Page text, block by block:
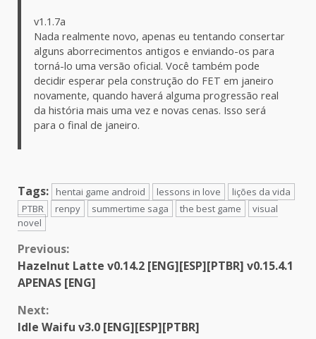
v1.1.7a
Nada realmente novo, apenas eu tentando consertar
alguns aborrecimentos antigos e enviando-os para
torná-lo uma versão oficial. Você também pode
decidir esperar pela construção do FET em janeiro
novamente, quando haverá alguma progressão real
da história mais uma vez e novas cenas. Isso será
para o final de janeiro.
Tags: hentai game android lessons in love
lições da vida
PTBR
renpy summertime saga the best game
visual
novel
Continue
Reading
Previous:
Hazelnut Latte v0.14.2 [ENG][ESP][PTBR] v0.15.4.1
APENAS [ENG]
Next:
Idle Waifu v3.0 [ENG][ESP][PTBR]